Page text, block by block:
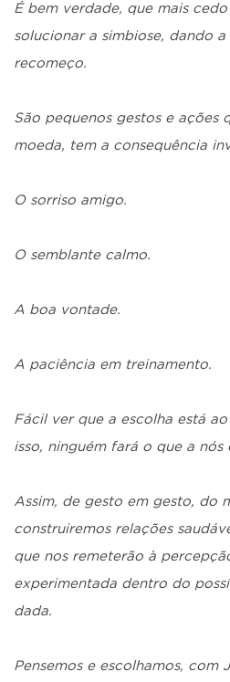
É bem verdade, que mais
solucionar a simbiose, dando
recomeço.
São pequenos gestos e ações
moeda, tem a consequência
O sorriso amigo.
O semblante calmo.
A boa vontade.
A paciência em treinamento.
Fácil ver que a escolha está
isso, ninguém fará o que a nós
Assim, de gesto em gesto, do
construiremos relações
que nos remeterão à
experimentada dentro do
dada.
Pensemos e escolhamos, com